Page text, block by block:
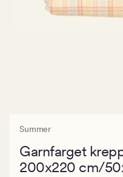
Summer
Garnfarget
200x220 cm/